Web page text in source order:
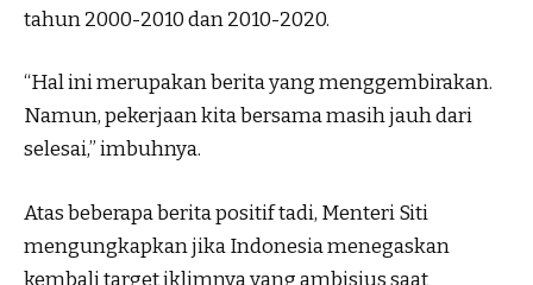
tahun 2000-2010 dan 2010-2020.
“Hal ini merupakan berita yang menggembirakan.
Namun, pekerjaan kita bersama masih jauh dari
selesai,” imbuhnya.
Atas beberapa berita positif tadi, Menteri Siti
mengungkapkan jika Indonesia menegaskan
kembali target iklimnya yang ambisius saat